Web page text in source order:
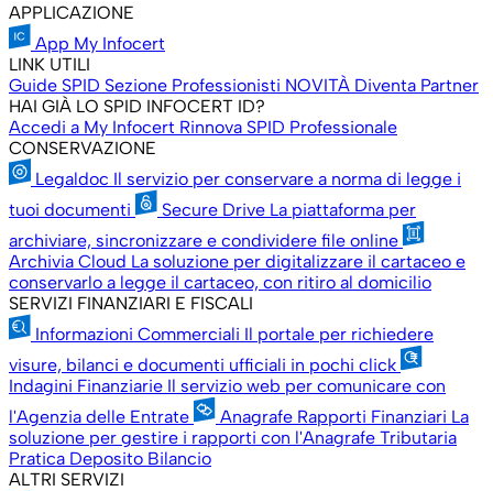
APPLICAZIONE
App My Infocert
LINK UTILI
Guide SPID Sezione Professionisti NOVITÀ Diventa Partner
HAI GIÀ LO SPID INFOCERT ID?
Accedi a My Infocert Rinnova SPID Professionale
CONSERVAZIONE
Legaldoc Il servizio per conservare a norma di legge i
tuoi documenti
Secure Drive La piattaforma per
archiviare, sincronizzare e condividere file online
Archivia Cloud La soluzione per digitalizzare il cartaceo e
conservarlo a legge il cartaceo, con ritiro al domicilio
SERVIZI FINANZIARI E FISCALI
Informazioni Commerciali Il portale per richiedere
visure, bilanci e documenti ufficiali in pochi click
Indagini Finanziarie Il servizio web per comunicare con
l'Agenzia delle Entrate
Anagrafe Rapporti Finanziari La
soluzione per gestire i rapporti con l'Anagrafe Tributaria
Pratica Deposito Bilancio
ALTRI SERVIZI